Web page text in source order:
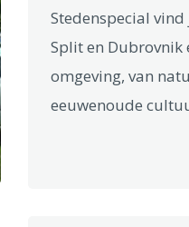
Stedenspecial
Split en Dubrovnik
omgeving, van
eeuwenoude